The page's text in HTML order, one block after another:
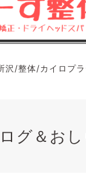
沢/整体/カイロプラ
グ＆お